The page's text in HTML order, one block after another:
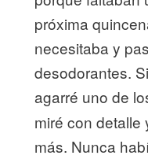
próxima
necesitaba y
desodorantes.
agarré uno de
miré con detalle
más. Nunca